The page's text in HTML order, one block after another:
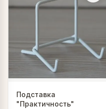
Подставка
"Практичность"